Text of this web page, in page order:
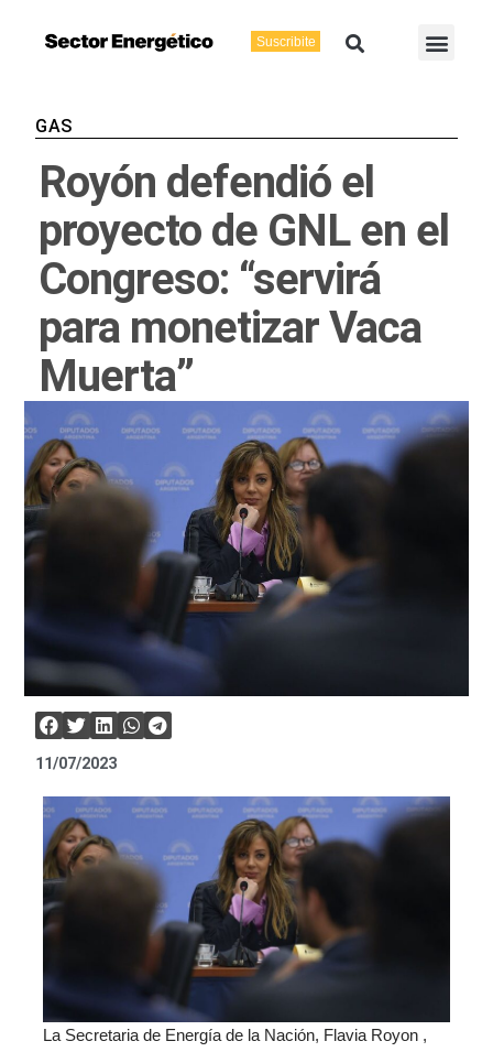
Suscribite Buscar
GAS
Royón defendió el
proyecto de GNL en el
Congreso: “servirá
para monetizar Vaca
Muerta”
11/07/2023
La Secretaria de Energía de la Nación, Flavia Royon ,